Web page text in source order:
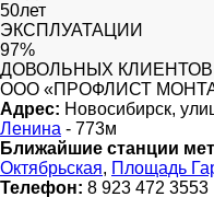
50лет
ЭКСПЛУАТАЦИИ
97%
ДОВОЛЬНЫХ КЛИЕНТОВ
ООО «ПРОФЛИСТ
Адрес: Новосибирск,
Ленина - 773м
Ближайшие станции
Октябрьская, Площадь
Телефон: 8 923 472 3553